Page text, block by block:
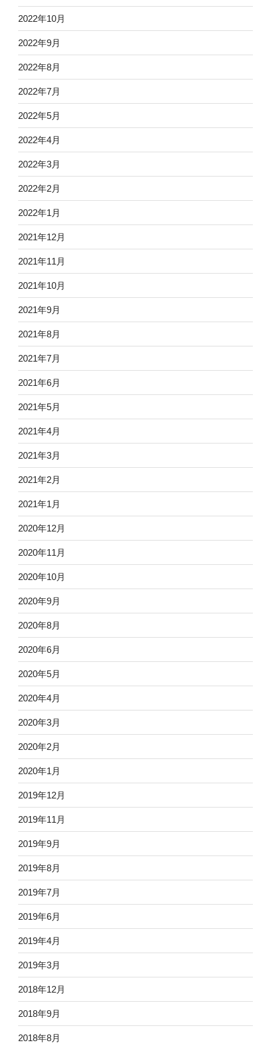
2022年10月
2022年9月
2022年8月
2022年7月
2022年5月
2022年4月
2022年3月
2022年2月
2022年1月
2021年12月
2021年11月
2021年10月
2021年9月
2021年8月
2021年7月
2021年6月
2021年5月
2021年4月
2021年3月
2021年2月
2021年1月
2020年12月
2020年11月
2020年10月
2020年9月
2020年8月
2020年6月
2020年5月
2020年4月
2020年3月
2020年2月
2020年1月
2019年12月
2019年11月
2019年9月
2019年8月
2019年7月
2019年6月
2019年4月
2019年3月
2018年12月
2018年9月
2018年8月